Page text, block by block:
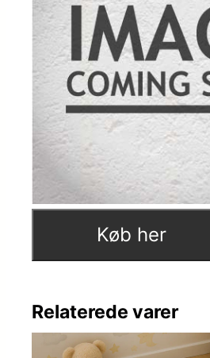
Køb her
Relaterede varer